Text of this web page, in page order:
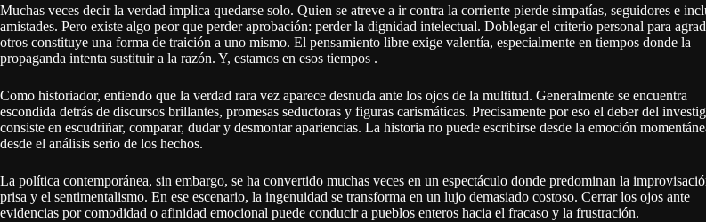
Muchas veces decir la verdad implica quedarse solo. Quien se atreve a ir contra la corriente pierde simpatías, seguidores e
amistades. Pero existe algo peor que perder aprobación: perder la dignidad intelectual. Doblegar el criterio personal para
otros constituye una forma de traición a uno mismo. El pensamiento libre exige valentía, especialmente en tiempos donde la
propaganda intenta sustituir a la razón. Y, estamos en esos tiempos .
Como historiador, entiendo que la verdad rara vez aparece desnuda ante los ojos de la multitud. Generalmente se encuentra
escondida detrás de discursos brillantes, promesas seductoras y figuras carismáticas. Precisamente por eso el deber del
consiste en escudriñar, comparar, dudar y desmontar apariencias. La historia no puede escribirse desde la emoción
desde el análisis serio de los hechos.
La política contemporánea, sin embargo, se ha convertido muchas veces en un espectáculo donde predominan la
prisa y el sentimentalismo. En ese escenario, la ingenuidad se transforma en un lujo demasiado costoso. Cerrar los ojos ante
evidencias por comodidad o afinidad emocional puede conducir a pueblos enteros hacia el fracaso y la frustración.